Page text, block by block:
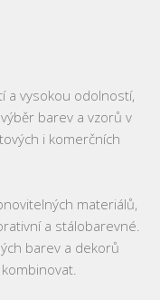
a vysokou odolností,
výběr barev a vzorů v
i komerčních
materiálů,
a stálobarevné.
barev a dekorů